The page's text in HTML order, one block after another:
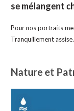
se mélangent
Pour nos portraits
Tranquillement
Nature et